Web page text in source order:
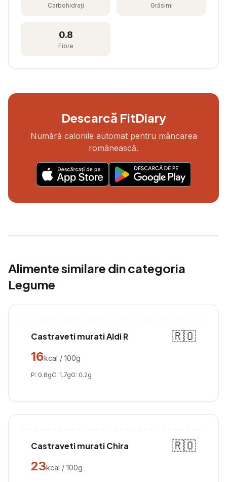
Carbohidrați Grăsimi
0.8
Fibre
Descarcă FitDiary
Numără caloriile automat pentru mâncarea
românească.
Alimente similare din categoria
Legume
Castraveti murati Aldi R
🇷🇴
16kcal / 100g
P: 0.8gC: 1.7gG: 0.2g
Castraveti murati Chira
🇷🇴
23kcal / 100g